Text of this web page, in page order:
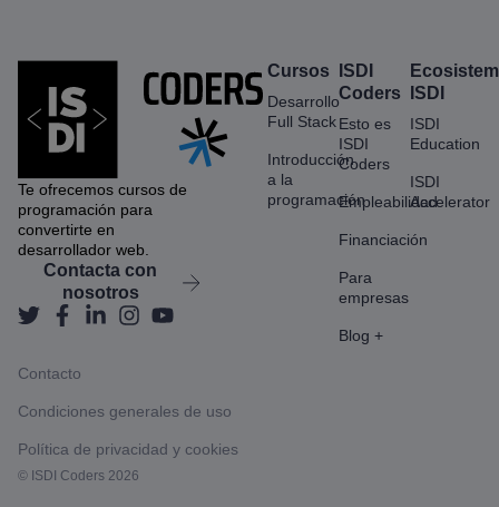
Te ofrecemos cursos de
programación para
convertirte en
desarrollador web.
Contacta con
nosotros
Cursos
Desarrollo
Full Stack
Introducción
a la
programación
ISDI
Coders
Esto es
ISDI
Coders
Empleabilidad
Financiación
Para
empresas
Blog +
ISDI
ISDI
Education
ISDI
Accelerator
© ISDI Coders 2026
Contacto
Condiciones generales de uso
Política de privacidad y cookies